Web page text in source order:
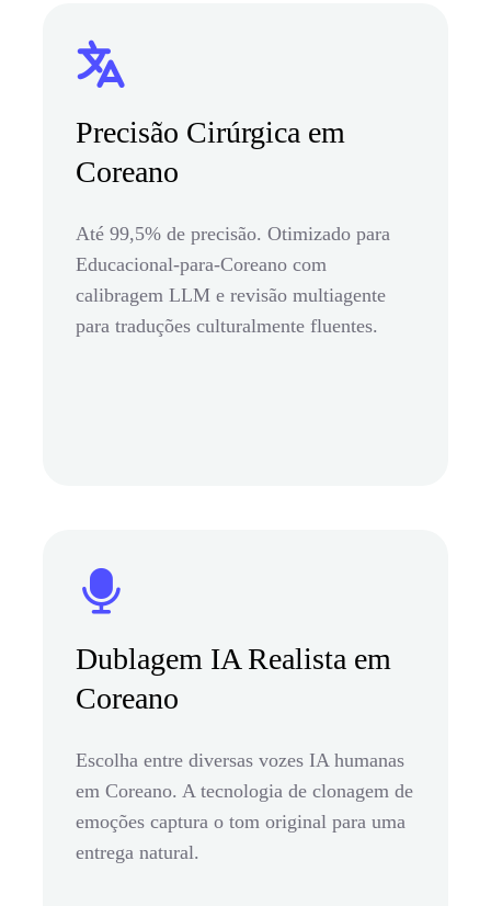
Precisão Cirúrgica em
Coreano
Até 99,5% de precisão. Otimizado para
Educacional-para-Coreano com
calibragem LLM e revisão multiagente
para traduções culturalmente fluentes.
Dublagem IA Realista em
Coreano
Escolha entre diversas vozes IA humanas
em Coreano. A tecnologia de clonagem de
emoções captura o tom original para uma
entrega natural.